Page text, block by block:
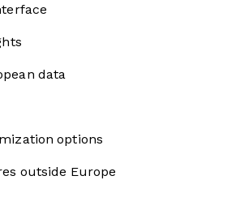
data
options
outside Europe